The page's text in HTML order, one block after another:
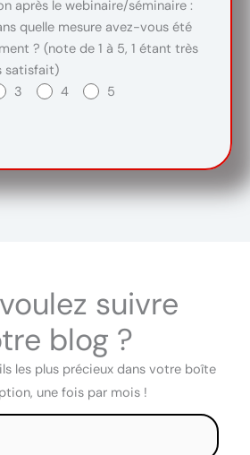
après le webinaire/séminaire :
quelle mesure avez-vous été
? (note de 1 à 5, 1 étant très
satisfait)
3 4 5
suivre
blog ?
les plus précieux dans votre boîte
une fois par mois !